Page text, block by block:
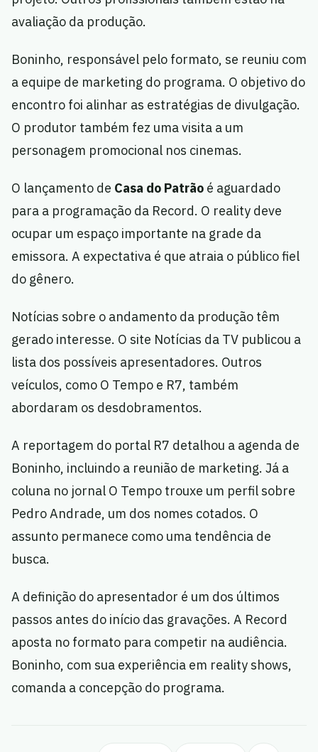
avaliação da produção.
Boninho, responsável pelo formato, se reuniu com
a equipe de marketing do programa. O objetivo do
encontro foi alinhar as estratégias de divulgação.
O produtor também fez uma visita a um
personagem promocional nos cinemas.
O lançamento de Casa do Patrão é aguardado
para a programação da Record. O reality deve
ocupar um espaço importante na grade da
emissora. A expectativa é que atraia o público fiel
do gênero.
Notícias sobre o andamento da produção têm
gerado interesse. O site Notícias da TV publicou a
lista dos possíveis apresentadores. Outros
veículos, como O Tempo e R7, também
abordaram os desdobramentos.
A reportagem do portal R7 detalhou a agenda de
Boninho, incluindo a reunião de marketing. Já a
coluna no jornal O Tempo trouxe um perfil sobre
Pedro Andrade, um dos nomes cotados. O
assunto permanece como uma tendência de
busca.
A definição do apresentador é um dos últimos
passos antes do início das gravações. A Record
aposta no formato para competir na audiência.
Boninho, com sua experiência em reality shows,
comanda a concepção do programa.